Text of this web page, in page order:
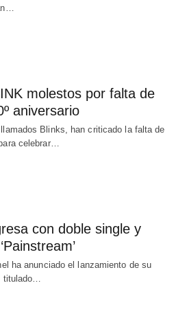
molestos por falta de
aniversario
Blinks, han criticado la falta de
celebrar…
con doble single y
ha anunciado el lanzamiento de su